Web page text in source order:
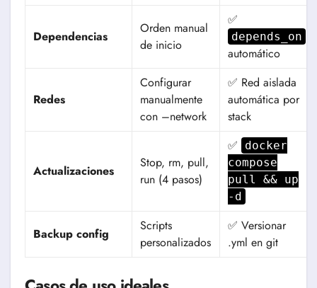
Dependencias
Orden manual
de inicio
✅
depends_on
automático
Redes
Configurar
manualmente
con –network
✅ Red aislada
automática por
stack
Actualizaciones
Stop, rm, pull,
run (4 pasos)
✅
docker
compose
pull && up
-d
Backup config
Scripts
personalizados
✅ Versionar
.yml en git